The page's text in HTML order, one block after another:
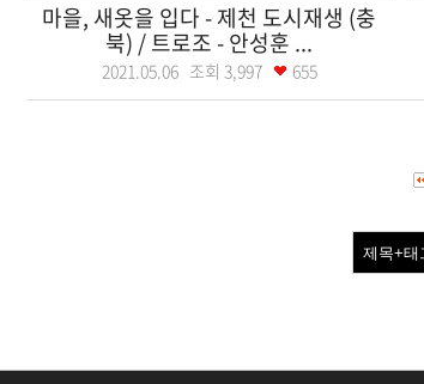
마을, 새옷을 입다 - 제천 도시재생 (충
북) / 트로조 - 안성훈 ...
2021.05.06 조회 3,997 655